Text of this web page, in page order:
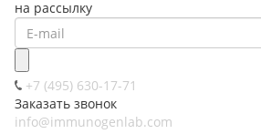
на рассылку
+7 (495) 630-17-71
Заказать звонок
info@immunogenlab.com